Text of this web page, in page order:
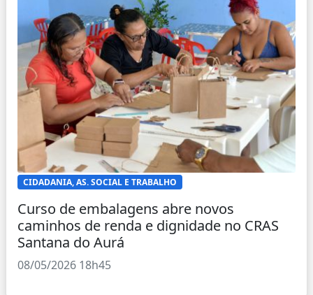
CIDADANIA, AS. SOCIAL E TRABALHO
Curso de embalagens abre novos
caminhos de renda e dignidade no CRAS
Santana do Aurá
08/05/2026 18h45